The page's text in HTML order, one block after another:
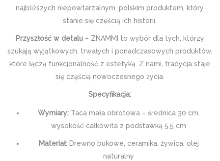
najbliższych niepowtarzalnym, polskim produktem, który
stanie się częścią ich historii.
Przyszłość w detalu– ZNAMMI to wybór dla tych, którzy
szukają wyjątkowych, trwałych i ponadczasowych produktów,
które łączą funkcjonalność z estetyką. Z nami, tradycja staje
się częścią nowoczesnego życia.
Specyfikacja:
Wymiary:Taca mała obrotowa – średnica 30 cm,
wysokość całkowita z podstawką 5,5 cm
Materiał:Drewno bukowe, ceramika, żywica, olej
naturalny